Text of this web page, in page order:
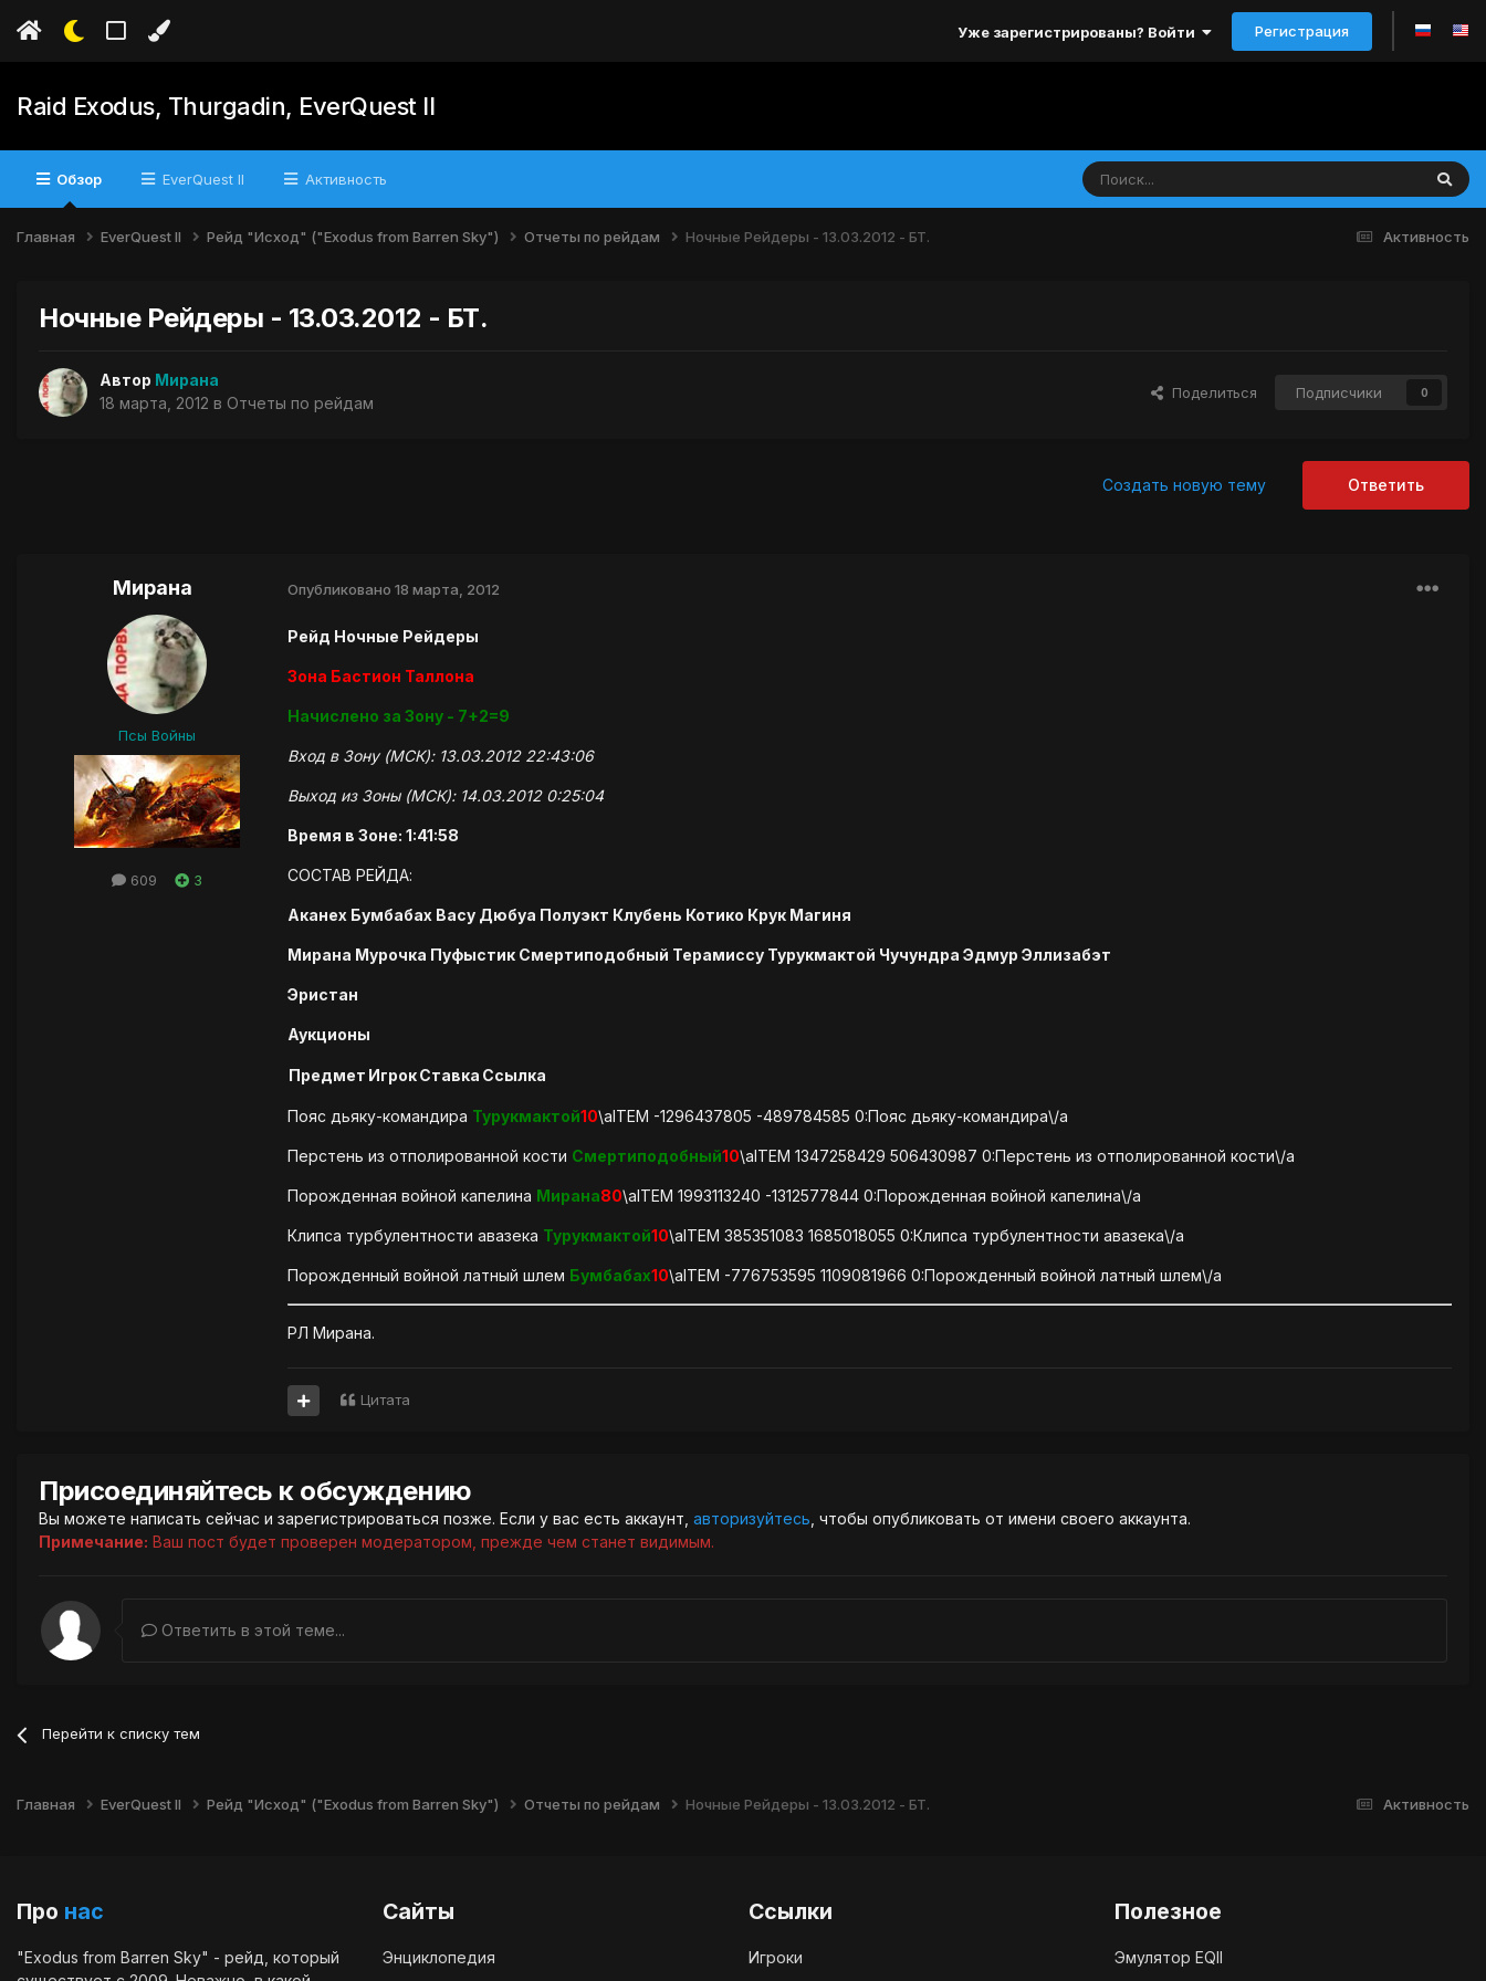
Уже зарегистрированы? Войти Регистрация
Raid Exodus, Thurgadin, EverQuest II
Обзор EverQuest II Активность
Активность
Главная EverQuest II Рейд "Исход" ("Exodus from Barren Sky") Отчеты по рейдам Ночные Рейдеры - 13.03.2012 - БТ.
Ночные Рейдеры - 13.03.2012 - БТ.
Автор Мирана
18 марта, 2012 в Отчеты по рейдам
Поделиться Подписчики 0
Ответить
Создать новую тему
Мирана
Псы Войны
609 3
Опубликовано 18 марта, 2012
Рейд Ночные Рейдеры
Зона Бастион Таллона
Начислено за Зону - 7+2=9
Вход в Зону (МСК): 13.03.2012 22:43:06
Выход из Зоны (МСК): 14.03.2012 0:25:04
Время в Зоне: 1:41:58
СОСТАВ РЕЙДА:
Аканех Бумбабах Васу Дюбуа Полуэкт Клубень Котико Крук Магиня
Мирана Мурочка Пуфыстик Смертиподобный Терамиссу Турукмактой Чучундра Эдмур Эллизабэт
Эристан
Аукционы
Предмет ИгрокСтавка Ссылка
Пояс дьяку-командира Турукмактой10\aITEM -1296437805 -489784585 0:Пояс дьяку-командира\/a
Перстень из отполированной кости Смертиподобный10\aITEM 1347258429 506430987 0:Перстень из отполированной кости\/a
Порожденная войной капелина Мирана80\aITEM 1993113240 -1312577844 0:Порожденная войной капелина\/a
Клипса турбулентности авазека Турукмактой10\aITEM 385351083 1685018055 0:Клипса турбулентности авазека\/a
Порожденный войной латный шлем Бумбабах10\aITEM -776753595 1109081966 0:Порожденный войной латный шлем\/a
РЛ Мирана.
Цитата
Присоединяйтесь к обсуждению
Вы можете написать сейчас и зарегистрироваться позже. Если у вас есть аккаунт, авторизуйтесь , чтобы опубликовать от имени своего аккаунта.
Примечание: Ваш пост будет проверен модератором, прежде чем станет видимым.
Ответить в этой теме...
Перейти к списку тем
Активность
Главная EverQuest II Рейд "Исход" ("Exodus from Barren Sky") Отчеты по рейдам Ночные Рейдеры - 13.03.2012 - БТ.
Про нас
"Exodus from Barren Sky" - рейд, который
Сайты
Энциклопедия
Ссылки
Игроки
Полезное
Эмулятор EQII